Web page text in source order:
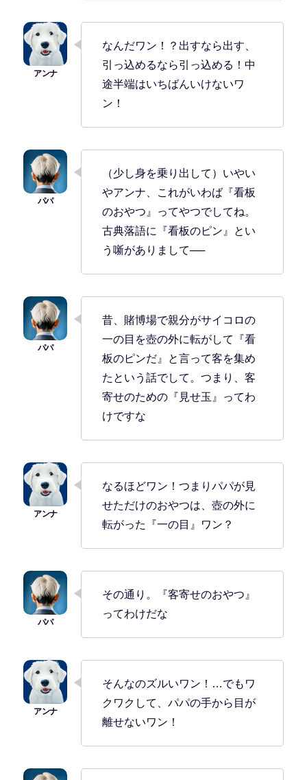
なんだワン！？出すなら出す、
引っ込めるなら引っ込める！中
途半端はいちばんいけないワ
ン！
（少し身を乗り出して）いやい
やアンナ、これがいわば『看板
のおやつ』ってやつでしてね。
古典落語に『看板のピン』とい
う噺がありまして──
昔、賭博場で親分がサイコロの
一の目を壺の外に転がして『看
板のピンだ』と言って客を集め
たという話でして。つまり、客
寄せのための『見せ玉』ってわ
けですな
なるほどワン！つまりパパが見
せただけのおやつは、壺の外に
転がった『一の目』ワン？
その通り。『客寄せのおやつ』
ってわけだな
そんなのズルいワン！…でもワ
クワクして、パパの手から目が
離せないワン！